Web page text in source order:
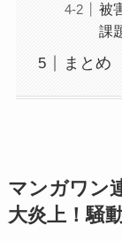
被
課
まとめ
マンガワン
大炎上！騒